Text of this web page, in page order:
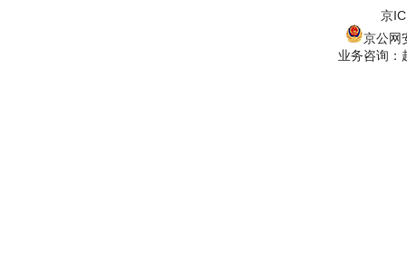
京
京公网
业务咨询：